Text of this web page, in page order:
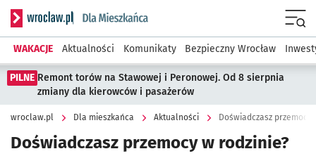
Serwis informacyjny wroclaw.pl podserwis: Dla mieszkańca
WAKACJE Aktualności Komunikaty Bezpieczny Wrocław
PILNE Remont torów na Stawowej i Peronowej. Od 8 sierpnia
zmiany dla kierowców i pasażerów
wroclaw.pl Dla mieszkańca Aktualności Doświadczasz
Doświadczasz przemocy w rodzinie?